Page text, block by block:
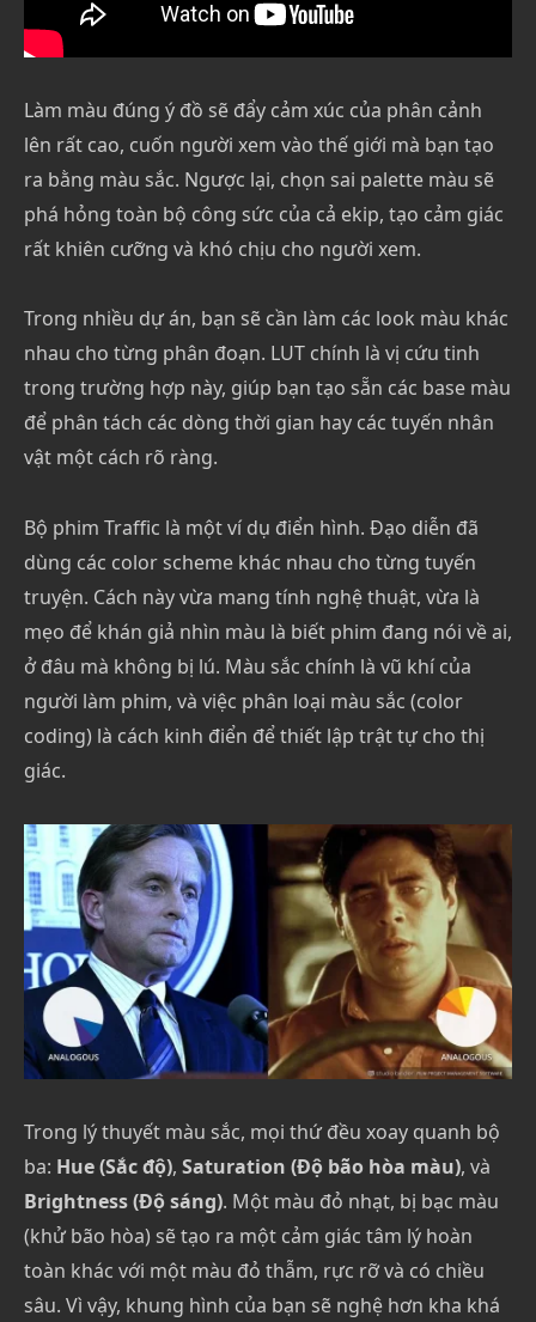
Làm màu đúng ý đồ sẽ đẩy cảm xúc của phân cảnh
lên rất cao, cuốn người xem vào thế giới mà bạn tạo
ra bằng màu sắc. Ngược lại, chọn sai palette màu sẽ
phá hỏng toàn bộ công sức của cả ekip, tạo cảm giác
rất khiên cưỡng và khó chịu cho người xem.
Trong nhiều dự án, bạn sẽ cần làm các look màu khác
nhau cho từng phân đoạn. LUT chính là vị cứu tinh
trong trường hợp này, giúp bạn tạo sẵn các base màu
để phân tách các dòng thời gian hay các tuyến nhân
vật một cách rõ ràng.
Bộ phim Traffic là một ví dụ điển hình. Đạo diễn đã
dùng các color scheme khác nhau cho từng tuyến
truyện. Cách này vừa mang tính nghệ thuật, vừa là
mẹo để khán giả nhìn màu là biết phim đang nói về ai,
ở đâu mà không bị lú. Màu sắc chính là vũ khí của
người làm phim, và việc phân loại màu sắc (color
coding) là cách kinh điển để thiết lập trật tự cho thị
giác.
Trong lý thuyết màu sắc, mọi thứ đều xoay quanh bộ
ba: Hue (Sắc độ), Saturation (Độ bão hòa màu), và
Brightness (Độ sáng). Một màu đỏ nhạt, bị bạc màu
(khử bão hòa) sẽ tạo ra một cảm giác tâm lý hoàn
toàn khác với một màu đỏ thẫm, rực rỡ và có chiều
sâu. Vì vậy, khung hình của bạn sẽ nghệ hơn kha khá